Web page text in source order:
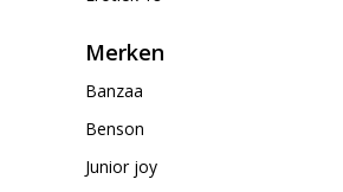
Merken
Banzaa
Benson
Junior joy